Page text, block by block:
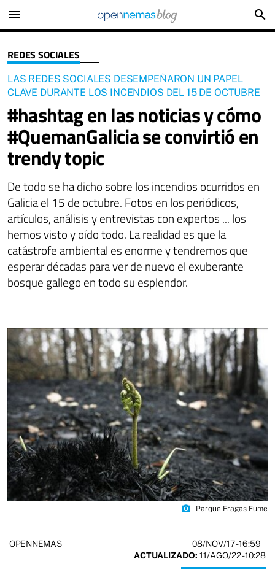
menu search
REDES SOCIALES
LAS REDES SOCIALES DESEMPEÑARON UN PAPEL
CLAVE DURANTE LOS INCENDIOS DEL 15 DE OCTUBRE
#hashtag en las noticias y cómo
#QuemanGalicia se convirtió en
trendy topic
De todo se ha dicho sobre los incendios ocurridos en
Galicia el 15 de octubre. Fotos en los periódicos,
artículos, análisis y entrevistas con expertos ... los
hemos visto y oído todo. La realidad es que la
catástrofe ambiental es enorme y tendremos que
esperar décadas para ver de nuevo el exuberante
bosque gallego en todo su esplendor.
photo_camera Parque Fragas Eume
OPENNEMAS 08/NOV/17- 16:59
ACTUALIZADO: 11/AGO/22 - 10:28